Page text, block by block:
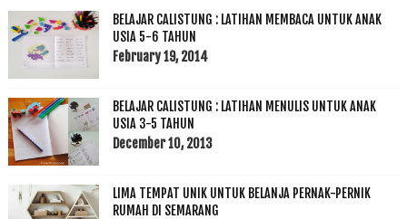
BELAJAR CALISTUNG : LATIHAN MEMBACA UNTUK ANAK
USIA 5-6 TAHUN
February 19, 2014
BELAJAR CALISTUNG : LATIHAN MENULIS UNTUK ANAK
USIA 3-5 TAHUN
December 10, 2013
LIMA TEMPAT UNIK UNTUK BELANJA PERNAK-PERNIK
RUMAH DI SEMARANG